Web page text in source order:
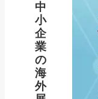
中
小
企
業
の
海
外